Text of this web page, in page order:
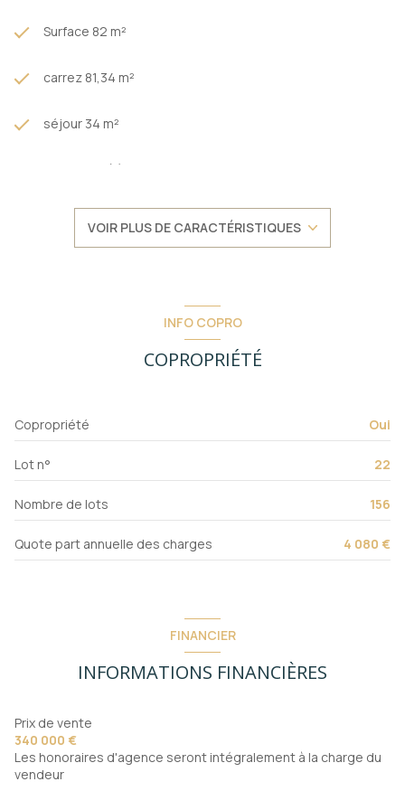
Surface 82 m²
carrez 81,34 m²
séjour 34 m²
3 chambre(s)
cuisine américaine (équipée)
Chauffage collectif : chaudière (gaz)
ascenseur
balcon
VOIR PLUS DE CARACTÉRISTIQUES
INFO COPRO
COPROPRIÉTÉ
Copropriété Oui
Lot n° 22
Nombre de lots 156
Quote part annuelle des charges 4 080 €
FINANCIER
INFORMATIONS FINANCIÈRES
Prix de vente
340 000 €
Les honoraires d'agence seront intégralement à la charge du
vendeur